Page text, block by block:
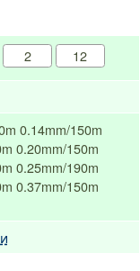
2 12
0.14mm/150m
0.20mm/150m
0.25mm/190m
0.37mm/150m